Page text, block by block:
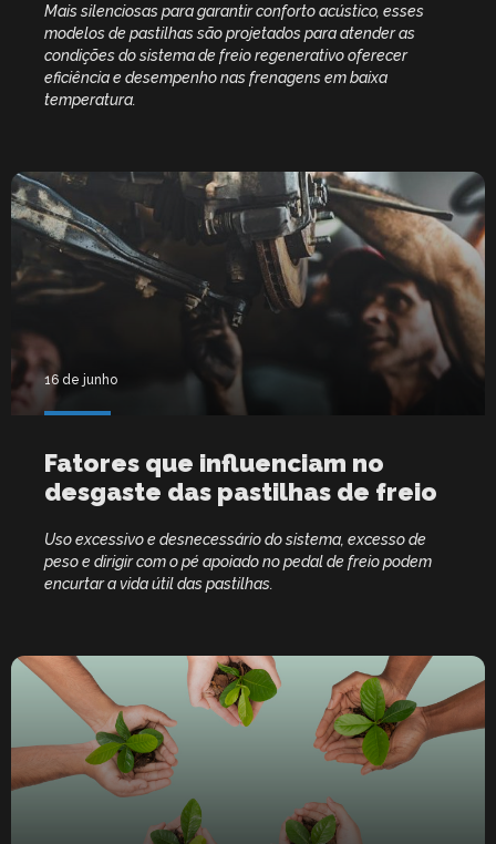
Mais silenciosas para garantir conforto acústico, esses
modelos de pastilhas são projetados para atender as
condições do sistema de freio regenerativo oferecer
eficiência e desempenho nas frenagens em baixa
temperatura.
16 de junho
Fatores que influenciam no
desgaste das pastilhas de freio
Uso excessivo e desnecessário do sistema, excesso de
peso e dirigir com o pé apoiado no pedal de freio podem
encurtar a vida útil das pastilhas.